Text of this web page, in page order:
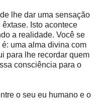
lhe dar uma sensação
Isto acontece
a realidade. Você se
uma alma divina com
para lhe recordar quem
consciência para o
o seu eu humano e o